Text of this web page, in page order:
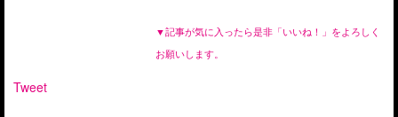
▼記事が気に入ったら是非「いいね！」をよろしく
お願いします。
Tweet